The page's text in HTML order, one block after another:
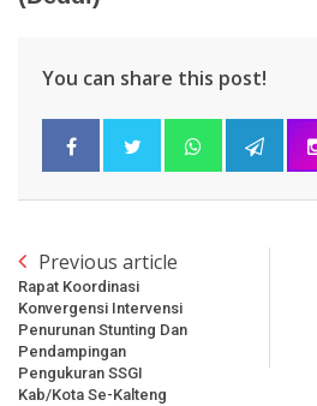
You can share this post!
Previous article
Rapat Koordinasi
Konvergensi Intervensi
Penurunan Stunting Dan
Pendampingan
Pengukuran SSGI
Kab/Kota Se-Kalteng